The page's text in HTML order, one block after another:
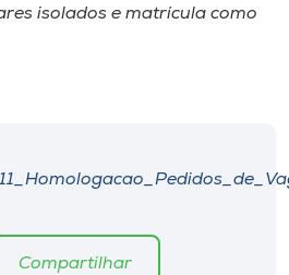
isolados e matrícula como
Compartilhar